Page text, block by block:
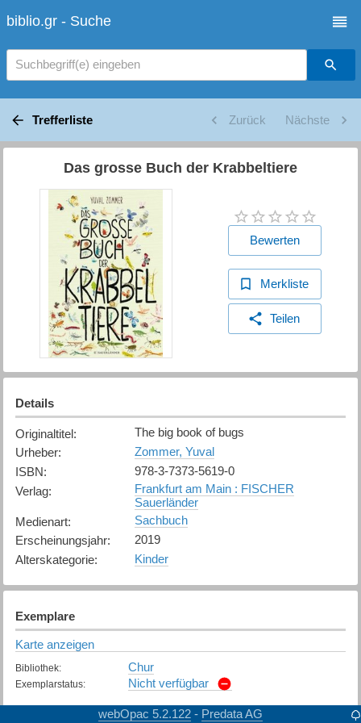
biblio.gr - Suche
Suchbegriff(e) eingeben
Trefferliste Zurück Nächste
Das grosse Buch der Krabbeltiere
Bewerten
Merkliste
Teilen
Details
Originaltitel:
The big book of bugs
Urheber:
Zommer, Yuval
ISBN:
978-3-7373-5619-0
Verlag:
Frankfurt am Main : FISCHER
Sauerländer
Medienart:
Sachbuch
Erscheinungsjahr:
2019
Alterskategorie: Kinder
Exemplare
Karte anzeigen
Bibliothek: Chur
Exemplarstatus: Nicht verfügbar
webOpac 5.2.122 - Predata AG